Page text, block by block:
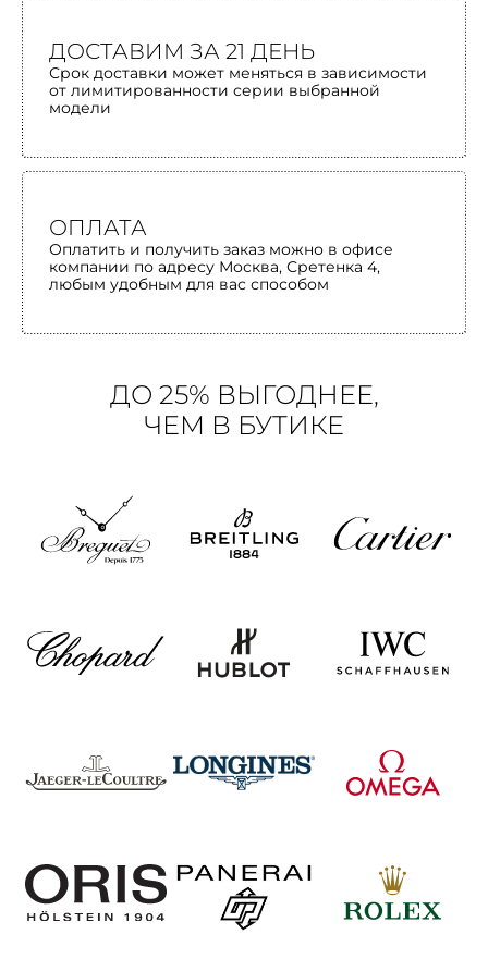
ДОСТАВИМ ЗА 21 ДЕНЬ
Срок доставки может меняться в зависимости
от лимитированности серии выбранной
модели
ОПЛАТА
Оплатить и получить заказ можно в офисе
компании по адресу Москва, Сретенка 4,
любым удобным для вас способом
ДО 25% ВЫГОДНЕЕ,
ЧЕМ В БУТИКЕ